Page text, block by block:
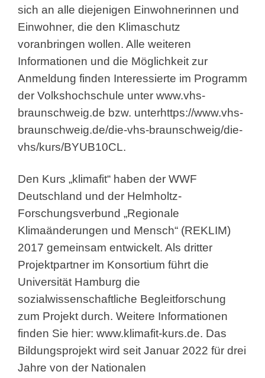
sich an alle diejenigen Einwohnerinnen und
Einwohner, die den Klimaschutz
voranbringen wollen. Alle weiteren
Informationen und die Möglichkeit zur
Anmeldung finden Interessierte im Programm
der Volkshochschule unter www.vhs-
braunschweig.de bzw. unterhttps://www.vhs-
braunschweig.de/die-vhs-braunschweig/die-
vhs/kurs/BYUB10CL.
Den Kurs „klimafit“ haben der WWF
Deutschland und der Helmholtz-
Forschungsverbund „Regionale
Klimaänderungen und Mensch“ (REKLIM)
2017 gemeinsam entwickelt. Als dritter
Projektpartner im Konsortium führt die
Universität Hamburg die
sozialwissenschaftliche Begleitforschung
zum Projekt durch. Weitere Informationen
finden Sie hier: www.klimafit-kurs.de. Das
Bildungsprojekt wird seit Januar 2022 für drei
Jahre von der Nationalen